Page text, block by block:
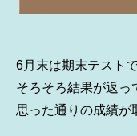
6月末は期末テストで
そろそろ結果が返っ
思った通りの成績が